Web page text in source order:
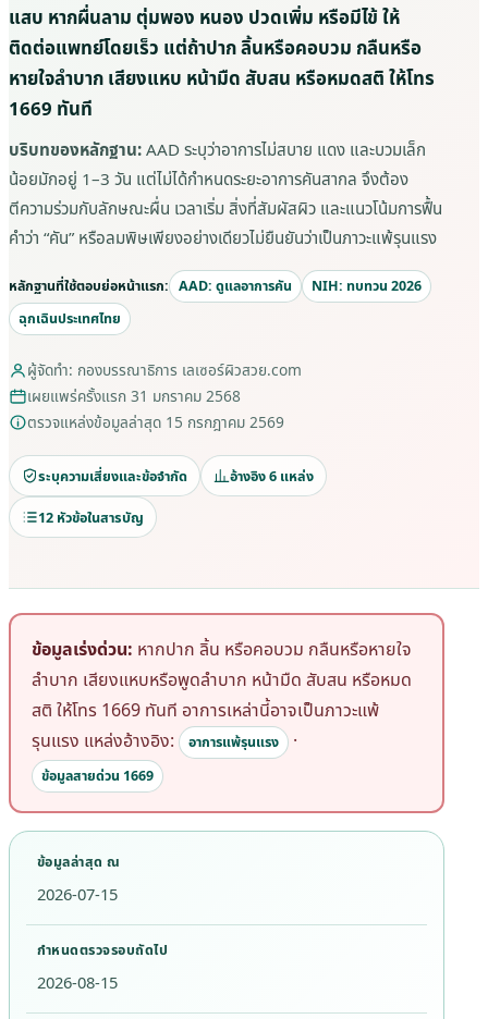
แสบ หากผื่นลาม ตุ่มพอง หนอง ปวดเพิ่ม หรือมีไข้ ให้
ติดต่อแพทย์โดยเร็ว แต่ถ้าปาก ลิ้นหรือคอบวม กลืนหรือ
หายใจลำบาก เสียงแหบ หน้ามืด สับสน หรือหมดสติ ให้โทร
1669 ทันที
บริบทของหลักฐาน: AAD ระบุว่าอาการไม่สบาย แดง และบวมเล็ก
น้อยมักอยู่ 1–3 วัน แต่ไม่ได้กำหนดระยะอาการคันสากล จึงต้อง
ตีความร่วมกับลักษณะผื่น เวลาเริ่ม สิ่งที่สัมผัสผิว และแนวโน้มการฟื้น
คำว่า “คัน” หรือลมพิษเพียงอย่างเดียวไม่ยืนยันว่าเป็นภาวะแพ้รุนแรง
หลักฐานที่ใช้ตอบย่อหน้าแรก: AAD: ดูแลอาการคัน
NIH: ทบทวน 2026
ฉุกเฉินประเทศไทย
ผู้จัดทำ: กองบรรณาธิการ เลเซอร์ผิวสวย.com
เผยแพร่ครั้งแรก 31 มกราคม 2568
ตรวจแหล่งข้อมูลล่าสุด 15 กรกฎาคม 2569
ระบุความเสี่ยงและข้อจำกัด อ้างอิง 6 แหล่ง
12 หัวข้อในสารบัญ
ข้อมูลเร่งด่วน: หากปาก ลิ้น หรือคอบวม กลืนหรือหายใจ
ลำบาก เสียงแหบหรือพูดลำบาก หน้ามืด สับสน หรือหมด
สติ ให้โทร 1669 ทันที อาการเหล่านี้อาจเป็นภาวะแพ้
รุนแรง แหล่งอ้างอิง: อาการแพ้รุนแรง ·
ข้อมูลสายด่วน 1669
ข้อมูลล่าสุด ณ
2026-07-15
กำหนดตรวจรอบถัดไป
2026-08-15